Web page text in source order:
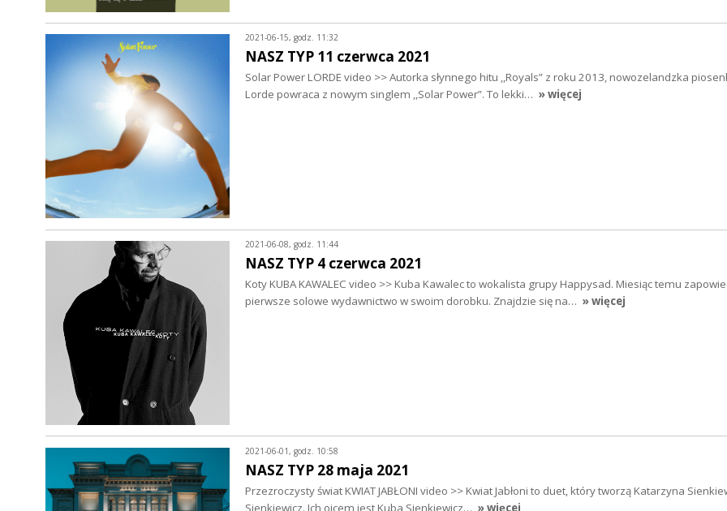
2021-06-15, godz. 11:32
NASZ TYP 11 czerwca 2021
Solar Power LORDE video >> Autorka słynnego hitu ,,Royals” z roku 2013, nowozelandzka
Lorde powraca z nowym singlem ,,Solar Power”. To lekki… » więcej
2021-06-08, godz. 11:44
NASZ TYP 4 czerwca 2021
Koty KUBA KAWALEC video >> Kuba Kawalec to wokalista grupy Happysad. Miesiąc temu
pierwsze solowe wydawnictwo w swoim dorobku. Znajdzie się na… » więcej
2021-06-01, godz. 10:58
NASZ TYP 28 maja 2021
Przezroczysty świat KWIAT JABŁONI video >> Kwiat Jabłoni to duet, który tworzą Katarzyna
Sienkiewicz. Ich ojcem jest Kuba Sienkiewicz… » więcej